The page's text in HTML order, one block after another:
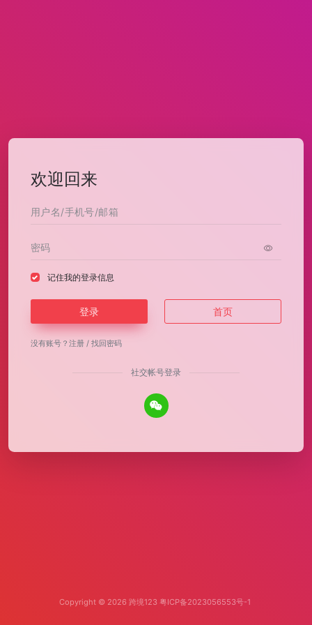
欢迎回来
记住我的登录信息
登录 首页
没有账号？ 注册 / 找回密码
社交帐号登录
Copyright © 2026 跨境123 粤ICP备2023056553号-1